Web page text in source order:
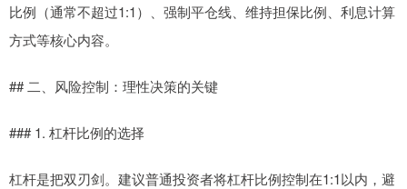
比例（通常不超过1:1）、强制平仓线、维持担保比例、利息计算
方式等核心内容。
## 二、风险控制：理性决策的关键
### 1. 杠杆比例的选择
杠杆是把双刃剑。建议普通投资者将杠杆比例控制在1:1以内，避